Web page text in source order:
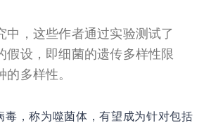
中，这些作者通过实验测试了
假设，即细菌的遗传多样性限
多样性。
毒，称为噬菌体，有望成为针对包括